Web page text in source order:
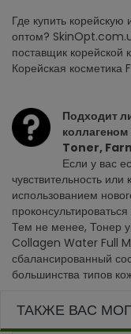
Где купить
оптом?
поставщик корейской
Корейская
Подходит
Toner,
Если у вас
чувствительность
использованием
Тем не менее, Тонер
Collagen Water Full
сбалансированный
большинства типов
ТАКЖЕ ВАС